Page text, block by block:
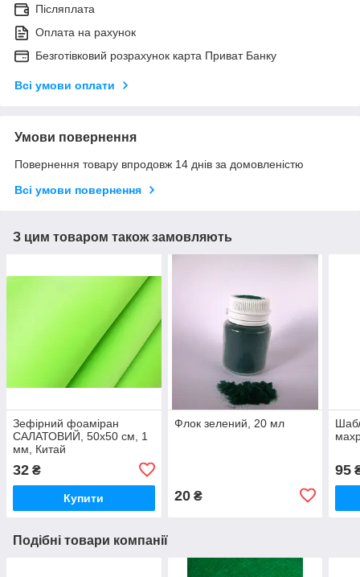
Післяплата
Оплата на рахунок
Безготівковий розрахунок карта Приват Банку
Всі умови оплати
Умови повернення
Повернення товару впродовж 14 днів за домовленістю
Всі умови повернення
З цим товаром також замовляють
Зефірний фоаміран
САЛАТОВИЙ, 50x50 см, 1
мм, Китай
32 ₴
Купити
Флок зелений, 20 мл
20₴
95
Подібні товари компанії